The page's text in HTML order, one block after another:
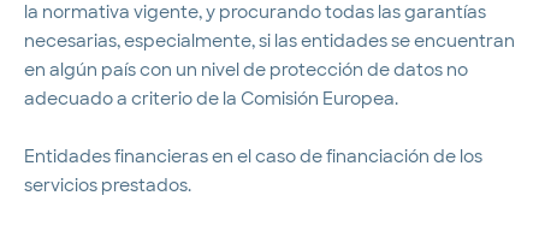
la normativa vigente, y procurando todas las garantías
necesarias, especialmente, si las entidades se encuentran
en algún país con un nivel de protección de datos no
adecuado a criterio de la Comisión Europea.
Entidades financieras en el caso de financiación de los
servicios prestados.